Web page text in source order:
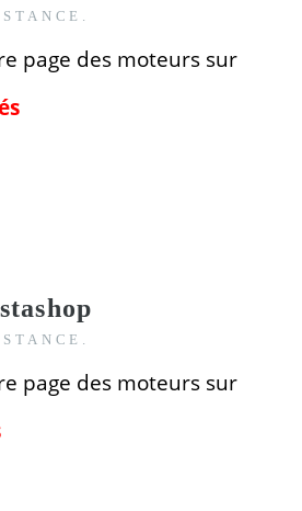
page des moteurs sur
page des moteurs sur